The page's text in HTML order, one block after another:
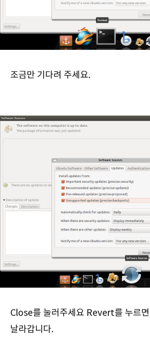
조금만 기다려 주세요.
Close를 눌러주세요 Revert를 누르
날라갑니다.